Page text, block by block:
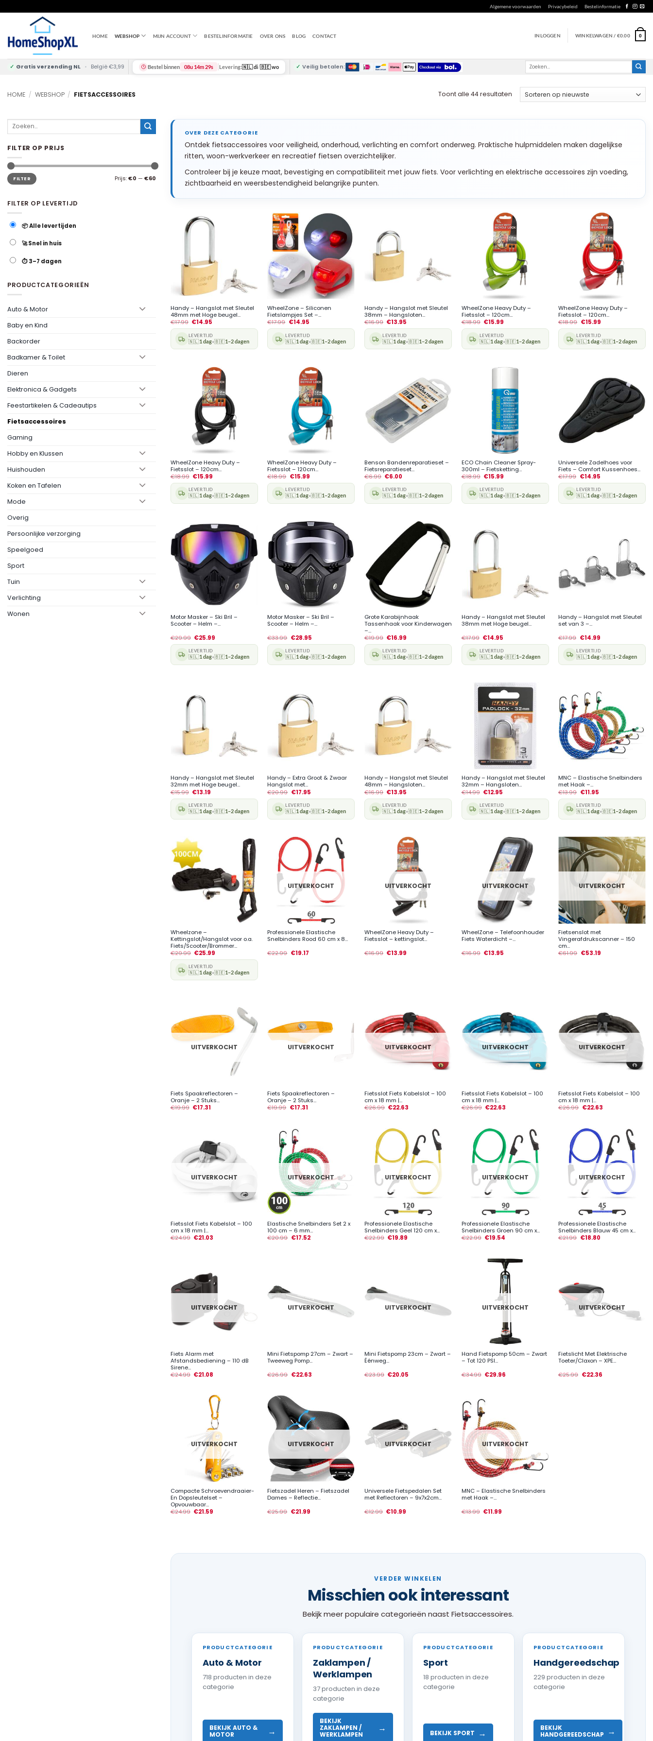
to
Algemene voorwaarden Privacybeleid Bestelinformatie
HOME WEBSHOP MIJN ACCOUNT BESTELINFORMATIE OVER ONS BLOG CONTACT INLOGGEN WINKELWAGEN / €0.00 0
✓ Gratis verzending NL • België €3,99 Bestel binnen 08u 14m 28s Levering:🇳🇱 di/🇧🇪 wo ✓ Veilig betalen:
Zoeken
HOME / WEBSHOP / FIETSACCESSOIRES Toont alle 44 resultaten Gesorteerd
op
Zoeken
FILTER OP PRIJS
Min.
prijs
Max.
prijsFILTER Prijs:€0 — €60
FILTER OP LEVERTIJD
📦 Alle levertijden
🚀 Snel in huis
⏱️ 3–7 dagen
PRODUCTCATEGORIEËN
Auto & Motor
Baby en Kind
Backorder
Badkamer & Toilet
Dieren
Elektronica & Gadgets
Feestartikelen & Cadeautips
Fietsaccessoires
Gaming
Hobby en Klussen
Huishouden
Koken en Tafelen
Mode
Overig
Persoonlijke verzorging
Speelgoed
Sport
Tuin
Verlichting
Wonen
Ontdek fietsaccessoires voor veiligheid, onderhoud, verlichting en comfort onderweg. Praktische hulpmiddelen maken dagelijkse
ritten, woon-werkverkeer en recreatief fietsen overzichtelijker.
Controleer bij je keuze maat, bevestiging en compatibiliteit met jouw fiets. Voor verlichting en elektrische accessoires zijn voeding,
zichtbaarheid en weersbestendigheid belangrijke punten.
+
Handy – Hangslot met Sleutel
48mm met Hoge beugel...
€17.99 €14.95
LEVERTIJD
🇳🇱1 dag•🇧🇪1–2 dagen
+
WheelZone – Siliconen
Fietslampjes Set –...
€17.99 €14.95
LEVERTIJD
🇳🇱1 dag•🇧🇪1–2 dagen
Handy – Hangslot met Sleutel
38mm – Hangsloten...
€16.99 €13.95
LEVERTIJD
🇳🇱1 dag•🇧🇪1–2 dagen
WheelZone Heavy Duty –
Fietsslot – 120cm...
€18.99 €15.99
LEVERTIJD
🇳🇱1 dag•🇧🇪1–2 dagen
WheelZone Heavy Duty –
Fietsslot – 120cm...
€18.99 €15.99
LEVERTIJD
🇳🇱1 dag•🇧🇪1–2 dagen
WheelZone Heavy Duty –
Fietsslot – 120cm...
€18.99 €15.99
LEVERTIJD
🇳🇱1 dag•🇧🇪1–2 dagen
WheelZone Heavy Duty –
Fietsslot – 120cm...
€18.99 €15.99
LEVERTIJD
🇳🇱1 dag•🇧🇪1–2 dagen
Benson Bandenreparatieset –
Fietsreparatieset...
€6.99 €6.00
LEVERTIJD
🇳🇱1 dag•🇧🇪1–2 dagen
ECO Chain Cleaner Spray-
300ml – Fietsketting...
€18.99 €15.99
LEVERTIJD
🇳🇱1 dag•🇧🇪1–2 dagen
Universele Zadelhoes voor
Fiets – Comfort Kussenhoes...
€17.99 €14.95
LEVERTIJD
🇳🇱1 dag•🇧🇪1–2 dagen
Motor Masker – Ski Bril –
Scooter – Helm –...
€29.99 €25.99
LEVERTIJD
🇳🇱1 dag•🇧🇪1–2 dagen
Motor Masker – Ski Bril –
Scooter – Helm –...
€33.99 €28.95
LEVERTIJD
🇳🇱1 dag•🇧🇪1–2 dagen
+
Grote Karabijnhaak
Tassenhaak voor Kinderwagen
–...
€19.99 €16.99
LEVERTIJD
🇳🇱1 dag•🇧🇪1–2 dagen
Handy – Hangslot met Sleutel
38mm met Hoge beugel...
€17.99 €14.95
LEVERTIJD
🇳🇱1 dag•🇧🇪1–2 dagen
Handy – Hangslot met Sleutel
set van 3 –...
€17.99 €14.99
LEVERTIJD
🇳🇱1 dag•🇧🇪1–2 dagen
Handy – Hangslot met Sleutel
32mm met Hoge beugel...
€15.99 €13.19
LEVERTIJD
🇳🇱1 dag•🇧🇪1–2 dagen
Handy – Extra Groot & Zwaar
Hangslot met...
€20.99 €17.95
LEVERTIJD
🇳🇱1 dag•🇧🇪1–2 dagen
Handy – Hangslot met Sleutel
48mm – Hangsloten...
€16.99 €13.95
LEVERTIJD
🇳🇱1 dag•🇧🇪1–2 dagen
Handy – Hangslot met Sleutel
32mm – Hangsloten...
€14.99 €12.95
LEVERTIJD
🇳🇱1 dag•🇧🇪1–2 dagen
MNC – Elastische Snelbinders
met Haak –...
€13.99 €11.95
LEVERTIJD
🇳🇱1 dag•🇧🇪1–2 dagen
Wheelzone –
Kettingslot/Hangslot voor o.a.
Fiets/Scooter/Brommer...
€29.99 €25.99
LEVERTIJD
🇳🇱1 dag•🇧🇪1–2 dagen
UITVERKOCHT
Professionele Elastische
Snelbinders Rood 60 cm x 8...
€22.99 €19.17
UITVERKOCHT
WheelZone Heavy Duty –
Fietsslot – kettingslot...
€16.99 €13.99
UITVERKOCHT
WheelZone – Telefoonhouder
Fiets Waterdicht –...
€16.99 €13.95
+
UITVERKOCHT
Fietsenslot met
Vingerafdrukscanner – 150
cm...
€61.99 €53.19
UITVERKOCHT
Fiets Spaakreflectoren –
Oranje – 2 Stuks...
€19.99 €17.31
UITVERKOCHT
Fiets Spaakreflectoren –
Oranje – 2 Stuks...
€19.99 €17.31
UITVERKOCHT
Fietsslot Fiets Kabelslot – 100
cm x 18 mm |...
€26.99 €22.63
UITVERKOCHT
Fietsslot Fiets Kabelslot – 100
cm x 18 mm |...
€26.99 €22.63
UITVERKOCHT
Fietsslot Fiets Kabelslot – 100
cm x 18 mm |...
€26.99 €22.63
UITVERKOCHT
Fietsslot Fiets Kabelslot – 100
cm x 18 mm |...
€24.99 €21.03
+
UITVERKOCHT
Elastische Snelbinders Set 2 x
100 cm – 6 mm...
€20.99 €17.52
UITVERKOCHT
Professionele Elastische
Snelbinders Geel 120 cm x...
€22.99 €19.89
UITVERKOCHT
Professionele Elastische
Snelbinders Groen 90 cm x...
€22.99 €19.54
UITVERKOCHT
Professionele Elastische
Snelbinders Blauw 45 cm x...
€21.99 €18.80
UITVERKOCHT
Fiets Alarm met
Afstandsbediening – 110 dB
Sirene...
€24.99 €21.08
UITVERKOCHT
Mini Fietspomp 27cm – Zwart –
Tweeweg Pomp...
€26.99 €22.63
UITVERKOCHT
Mini Fietspomp 23cm – Zwart –
Éénweg...
€23.99 €20.05
UITVERKOCHT
Hand Fietspomp 50cm – Zwart
– Tot 120 PSI...
€34.99 €29.96
UITVERKOCHT
Fietslicht Met Elektrische
Toeter/Claxon – XPE...
€25.99 €22.36
UITVERKOCHT
Compacte Schroevendraaier-
En Dopsleutelset –
Opvouwbaar...
€24.99 €21.59
+
UITVERKOCHT
Fietszadel Heren – Fietszadel
Dames – Reflectie...
€25.99 €21.99
UITVERKOCHT
Universele Fietspedalen Set
met Reflectoren – 9x7x2cm...
€12.99 €10.99
UITVERKOCHT
MNC – Elastische Snelbinders
met Haak –...
€13.99 €11.99
VERDER WINKELEN
Misschien ook interessant
Bekijk meer populaire categorieën naast Fietsaccessoires.
PRODUCTCATEGORIE
Auto & Motor
718 producten in deze
categorie
BEKIJK AUTO &
MOTOR
→
PRODUCTCATEGORIE
Zaklampen /
Werklampen
37 producten in deze
categorie
BEKIJK
ZAKLAMPEN /
WERKLAMPEN
→
PRODUCTCATEGORIE
Sport
18 producten in deze
categorie
BEKIJK SPORT →
PRODUCTCATEGORIE
Handgereedschap
229 producten in deze
categorie
BEKIJK
HANDGEREEDSCHAP
→